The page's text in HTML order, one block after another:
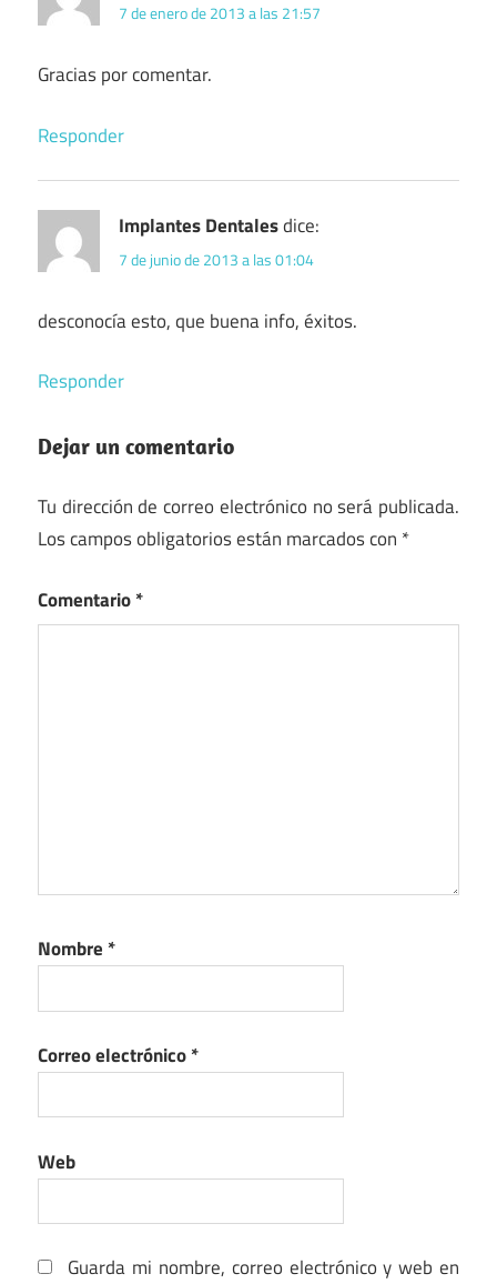
7 de enero de 2013 a las 21:57
Gracias por comentar.
Responder
Implantes Dentalesdice:
7 de junio de 2013 a las 01:04
desconocía esto, que buena info, éxitos.
Responder
Dejar un comentario
Tu dirección de correo electrónico no será publicada.
Los campos obligatorios están marcados con *
Comentario*
Nombre *
Correo electrónico*
Web
Guarda mi nombre, correo electrónico y web en